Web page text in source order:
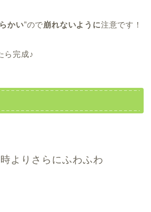
かい”ので崩れないように注意です！
完成♪
よりさらにふわふわ